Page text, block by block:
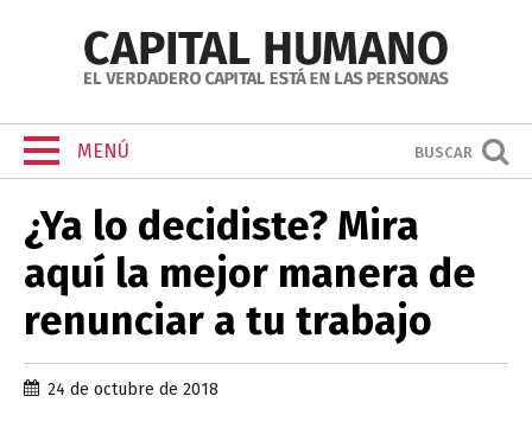
MENÚ BUSCAR
¿Ya lo decidiste? Mira
aquí la mejor manera de
renunciar a tu trabajo
24 de octubre de 2018